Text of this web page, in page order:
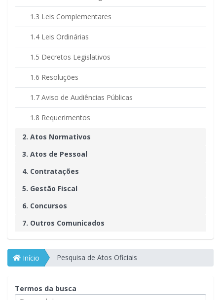
1.3 Leis Complementares
1.4 Leis Ordinárias
1.5 Decretos Legislativos
1.6 Resoluções
1.7 Aviso de Audiências Públicas
1.8 Requerimentos
2. Atos Normativos
3. Atos de Pessoal
4. Contratações
5. Gestão Fiscal
6. Concursos
7. Outros Comunicados
Início Pesquisa de Atos Oficiais
Termos da busca